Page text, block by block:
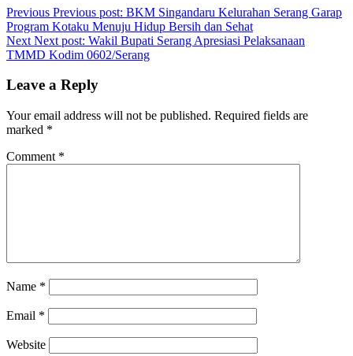
Previous Previous post: BKM Singandaru Kelurahan Serang Garap
Program Kotaku Menuju Hidup Bersih dan Sehat
Next Next post: Wakil Bupati Serang Apresiasi Pelaksanaan
TMMD Kodim 0602/Serang
Leave a Reply
Your email address will not be published. Required fields are
marked *
Comment *
Name *
Email *
Website